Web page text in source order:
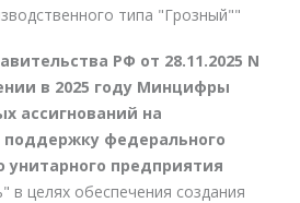
типа "Грозный""
РФ от 28.11.2025 N
в 2025 году Минцифры
ассигнований на
поддержку федерального
унитарного предприятия
в целях обеспечения создания